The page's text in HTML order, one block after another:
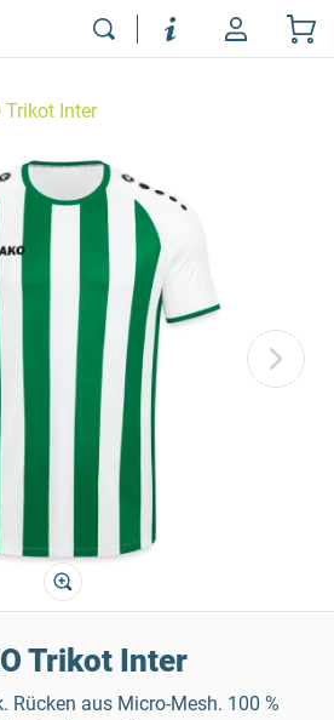
Trikot Inter
Trikot Inter
Rücken aus Micro-Mesh. 100 %